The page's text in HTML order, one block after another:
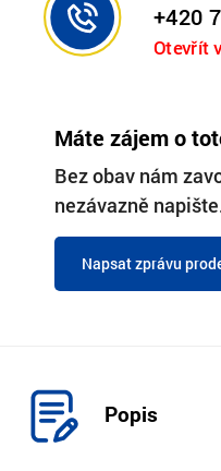
+420
Otevřít
Máte zájem o
Bez obav nám
nezávazně
Napsat zprávu
Popis